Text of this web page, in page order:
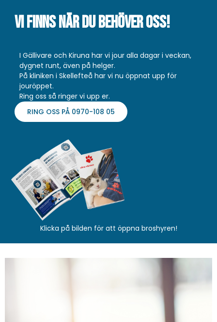
Vi finns när du behöver oss!
I Gällivare och Kiruna har vi jour alla dagar i veckan,
dygnet runt, även på helger.
På kliniken i Skellefteå har vi nu öppnat upp för
jouröppet.
Ring oss så ringer vi upp er.
RING OSS PÅ 0970-108 05
Klicka på bilden för att öppna broshyren!